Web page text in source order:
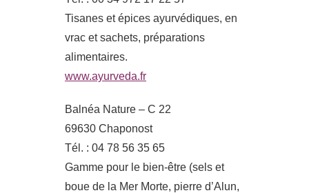
Tisanes et épices ayurvédiques, en
vrac et sachets, préparations
alimentaires.
www.ayurveda.fr
Balnéa Nature – C 22
69630 Chaponost
Tél. : 04 78 56 35 65
Gamme pour le bien-être (sels et
boue de la Mer Morte, pierre d’Alun,